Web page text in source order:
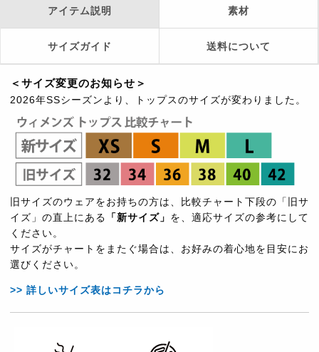
アイテム説明 素材
サイズガイド 送料について
＜サイズ変更のお知らせ＞
2026年SSシーズンより、トップスのサイズが変わりました。
旧サイズのウェアをお持ちの方は、比較チャート下段の「旧サ
イズ」の直上にある
「新サイズ」 を、適応サイズの参考にして
ください。
サイズがチャートをまたぐ場合は、お好みの着心地を目安にお
選びください。
>> 詳しいサイズ表はコチラから